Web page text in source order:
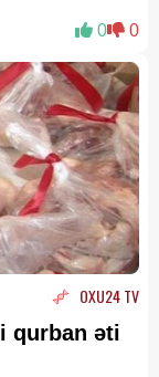
0 0
OXU24 TV
qurban əti